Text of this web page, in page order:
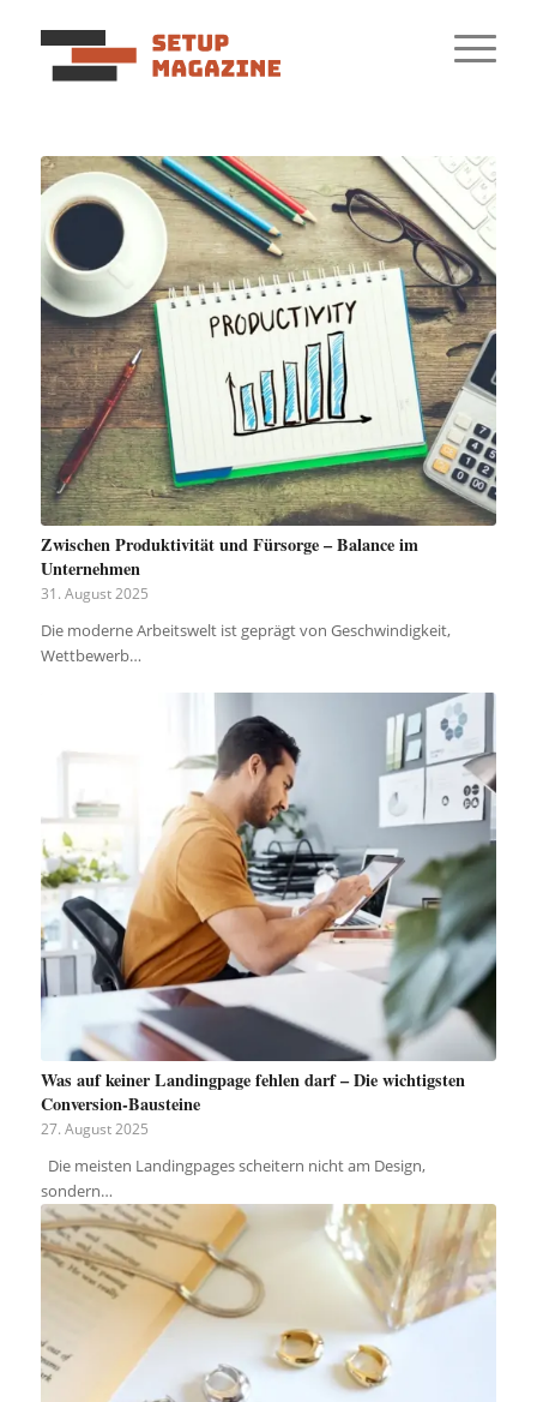
Zwischen Produktivität und Fürsorge – Balance im
Unternehmen
31. August 2025
Die moderne Arbeitswelt ist geprägt von Geschwindigkeit,
Wettbewerb…
Was auf keiner Landingpage fehlen darf – Die wichtigsten
Conversion-Bausteine
27. August 2025
Die meisten Landingpages scheitern nicht am Design,
sondern…